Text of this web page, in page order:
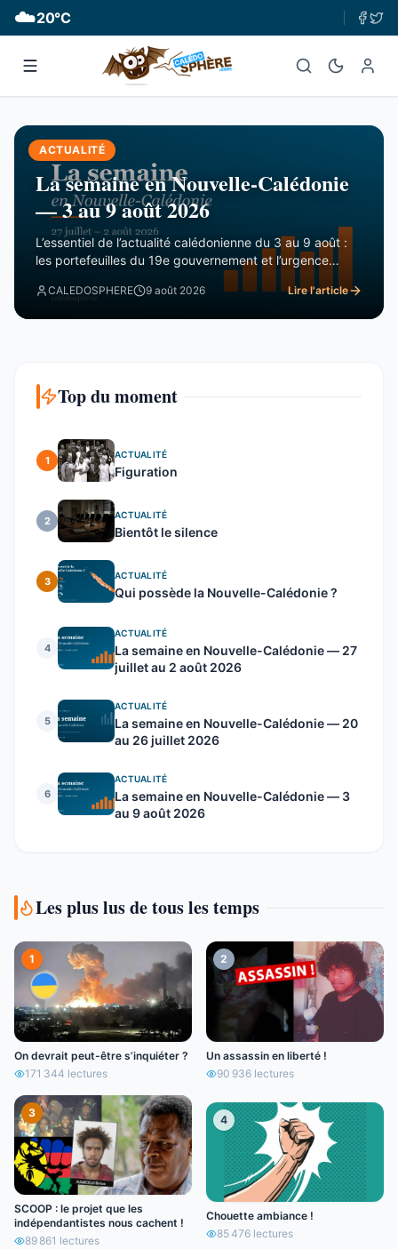
☁️20°C
ACTUALITÉ
La semaine en Nouvelle-Calédonie
— 3 au 9 août 2026
L’essentiel de l’actualité calédonienne du 3 au 9 août :
les portefeuilles du 19e gouvernement et l’urgence
incendies du Mont-Dore, le Betico en panne et le Forum
CALEDOSPHERE 9 août 2026 Lire l'article
Top du moment
1
ACTUALITÉ
Figuration
2
ACTUALITÉ
Bientôt le silence
3
ACTUALITÉ
Qui possède la Nouvelle-Calédonie ?
4
ACTUALITÉ
La semaine en Nouvelle-Calédonie — 27
juillet au 2 août 2026
5
ACTUALITÉ
La semaine en Nouvelle-Calédonie — 20
au 26 juillet 2026
6
ACTUALITÉ
La semaine en Nouvelle-Calédonie — 3
au 9 août 2026
Les plus lus de tous les temps
1
On devrait peut-être s’inquiéter ?
171 344 lectures
2
Un assassin en liberté !
90 936 lectures
3
SCOOP : le projet que les
indépendantistes nous cachent !
89 861 lectures
4
Chouette ambiance !
85 476 lectures